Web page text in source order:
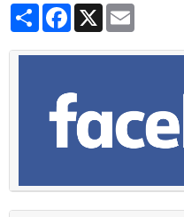
PartagerFacebook
X